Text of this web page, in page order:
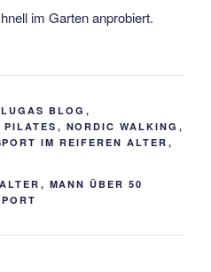
im Garten anprobiert.
BLOG ,
, NORDIC WALKING ,
IM REIFEREN ALTER ,
, MANN ÜBER 50